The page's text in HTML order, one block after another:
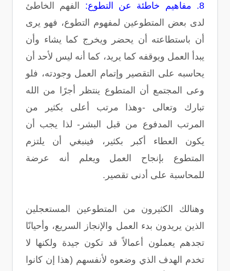
8. مفاهيم خاطئة عن التطوع:
الفهم الخاطئ
لدى بعض المتطوعين لمفهوم التطوع، فهو يرى
أن باستطاعته أن يحضر ويخرج كما يشاء وأن
يبدأ العمل ويوقفه كما يريد، كما أنه ليس لأحد أن
يحاسبه على التقصير وإتمام العمل وجودته، فلو
وعى المجتمع أن المتطوع ينتظر أجرًا من الله
تبارك وتعالى -وهذا مرتب أعلى بكثير من
المرتب المدفوع من قبل البشر- لذا يجب أن
يكون العطاء أكبر بكثير، فينبغي أن يلتزم
المتطوع بإنجاح العمل ويعلم أنه عرضة
للمحاسبة على أدنى تقصير.
وهنالك الكثيرون من المتطوعين المستعجلين
الذين يريدون بدء العمل والإنجاز السريع، وأحيانًا
تجدهم يعملون أعمالاً قد تكون جيدة ولكنها لا
تخدم الهدف الذي وضعوه لأنفسهم (هذا إن كانوا